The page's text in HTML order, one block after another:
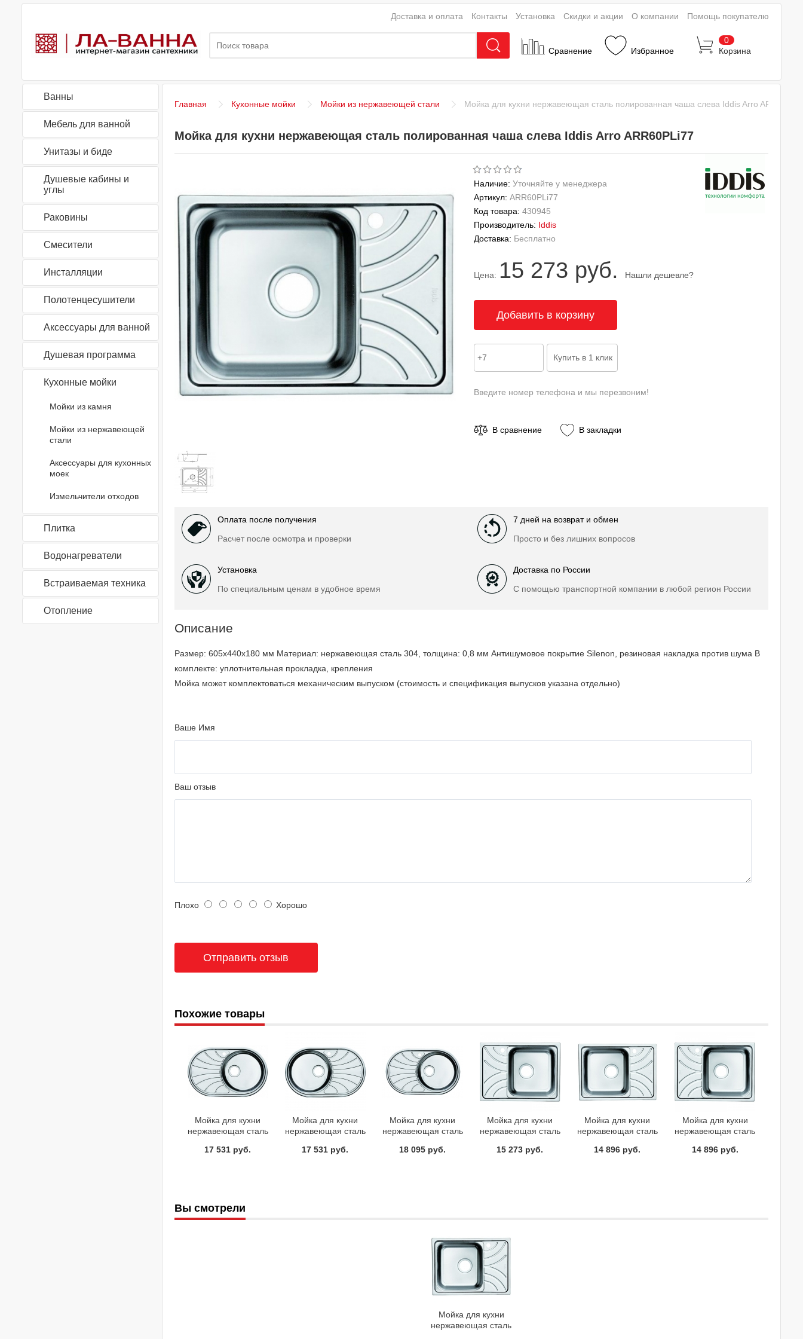
Сравнение Избранное
0
Корзина
Доставка и оплата Контакты Установка Скидки и акции О компании Помощь покупателю
Ванны
Мебель для ванной
Унитазы и биде
Душевые кабины и
углы
Раковины
Смесители
Инсталляции
Полотенцесушители
Аксессуары для ванной
Душевая программа
Кухонные мойки
Мойки из камня
Мойки из нержавеющей
стали
Аксессуары для кухонных
моек
Измельчители отходов
Плитка
Водонагреватели
Встраиваемая техника
Отопление
Главная Кухонные мойки Мойки из нержавеющей стали Мойка для кухни нержавеющая сталь полированная чаша слева Iddis Arro
Мойка для кухни нержавеющая сталь полированная чаша слева Iddis Arro ARR60PLi77
Наличие: Уточняйте у менеджера
Артикул: ARR60PLi77
Код товара: 430945
Производитель: Iddis
Доставка: Бесплатно
Цена: 15 273 руб. Нашли дешевле?
Введите номер телефона и мы перезвоним!
В сравнение В закладки
Оплата после получения
Расчет после осмотра и проверки
7 дней на возврат и обмен
Просто и без лишних вопросов
Установка
По специальным ценам в удобное время
Доставка по России
С помощью транспортной компании в любой регион России
Описание
Размер: 605х440х180 мм Материал: нержавеющая сталь 304, толщина: 0,8 мм Антишумовое покрытие Silenon, резиновая накладка против шума В
комплекте: уплотнительная прокладка, крепления
Мойка может комплектоваться механическим выпуском (стоимость и спецификация выпусков указана отдельно)
Ваше Имя
Ваш отзыв
Плохо Хорошо
Похожие товары
Мойка для кухни
нержавеющая сталь
Suno SUN77SRi77
17 531 руб.
Мойка для кухни
нержавеющая сталь
Suno SUN77SLi77
17 531 руб.
Мойка для кухни
нержавеющая сталь
справа Iddis Suno
18 095 руб.
Мойка для кухни
нержавеющая сталь
справа Iddis Arro
15 273 руб.
Мойка для кухни
нержавеющая сталь
Arro ARR60SLi77
14 896 руб.
Мойка для кухни
нержавеющая сталь
Arro ARR60SRi77
14 896 руб.
Вы смотрели
Мойка для кухни
нержавеющая сталь